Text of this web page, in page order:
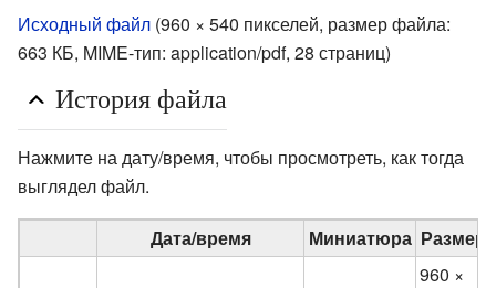
Исходный файл (960 × 540 пикселей, размер файла:
663 КБ, MIME-тип: application/pdf, 28 страниц)
История файла
Нажмите на дату/время, чтобы просмотреть, как тогда
выглядел файл.
Дата/время Миниатюра
960 ×